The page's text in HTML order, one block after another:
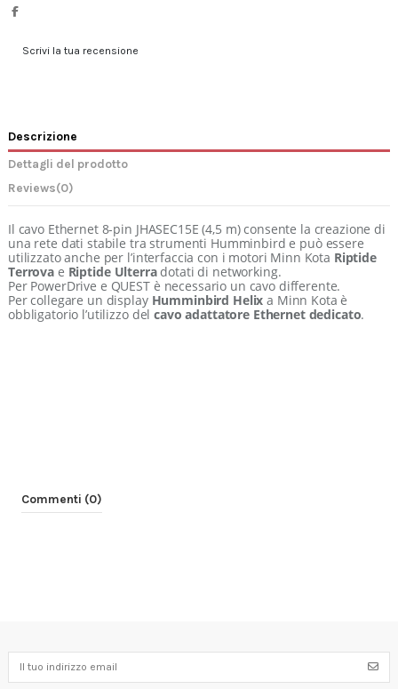
Scrivi la tua recensione
Descrizione
Dettagli del prodotto
Reviews(0)
Il cavo Ethernet 8-pin JHASEC15E (4,5 m) consente la creazione di
una rete dati stabile tra strumenti Humminbird e può essere
utilizzato anche per l’interfaccia con i motori Minn Kota Riptide
Terrova e Riptide Ulterradotati di networking.
Per PowerDrive e QUEST è necessario un cavo differente.
Per collegare un display Humminbird Helix a Minn Kota è
obbligatorio l’utilizzo delcavo adattatore Ethernet dedicato.
Commenti (0)